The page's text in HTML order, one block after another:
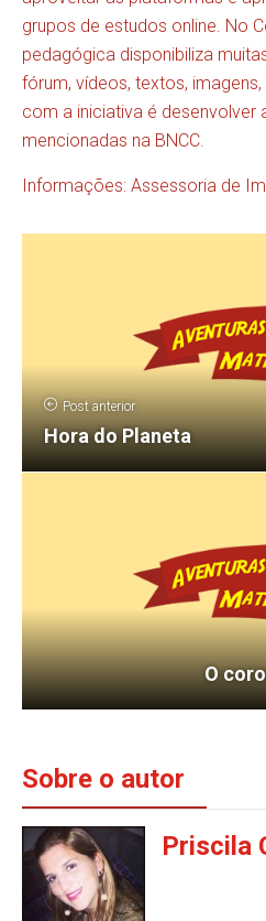
grupos de estudos online. No
pedagógica disponibiliza
fórum, vídeos, textos,
com a iniciativa é desenvolver
mencionadas na BNCC.
Informações: Assessoria de
Post anterior
Hora do Planeta
O
Sobre o autor
Priscila